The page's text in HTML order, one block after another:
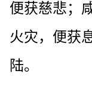
便获慈悲；
火灾，便获
陆。